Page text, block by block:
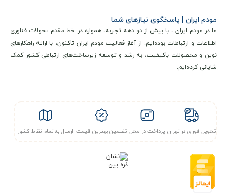
مشخصات فنی و کلیدی
مودم ایران | پاسخگوی نیازهای شما
ما در مودم ایران ، با بیش از دو دهه تجربه، همواره در خط مقدم تحولات فناوری
اطلاعات و ارتباطات بوده‌ایم. از آغاز فعالیت مودم ایران تاکنون، با ارائه راهکارهای
نوین و محصولات باکیفیت، به رشد و توسعه زیرساخت‌های ارتباطی کشور کمک
شایانی کرده‌ایم.
تحویل فوری در تهران پرداخت در محل تضمین بهترین قیمت ارسال به تمام نقاط کشور